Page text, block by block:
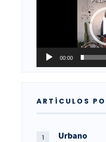
00:00
ARTÍCULOS
Urbano